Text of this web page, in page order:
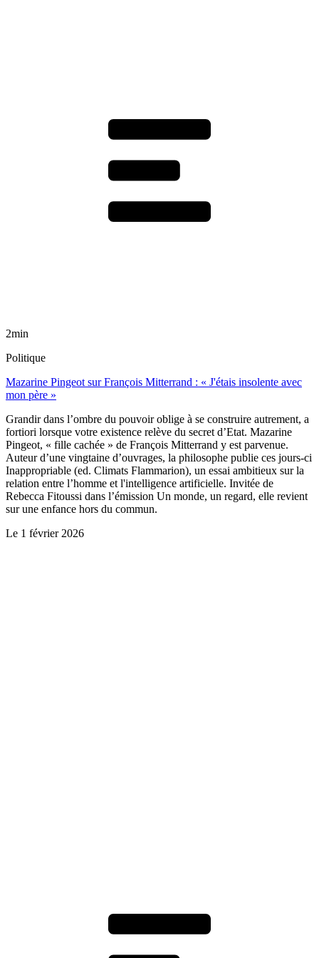
2min
Politique
Mazarine Pingeot sur François Mitterrand : « J'étais insolente avec
mon père »
Grandir dans l’ombre du pouvoir oblige à se construire autrement, a
fortiori lorsque votre existence relève du secret d’Etat. Mazarine
Pingeot, « fille cachée » de François Mitterrand y est parvenue.
Auteur d’une vingtaine d’ouvrages, la philosophe publie ces jours-ci
Inappropriable (ed. Climats Flammarion), un essai ambitieux sur la
relation entre l’homme et l'intelligence artificielle. Invitée de
Rebecca Fitoussi dans l’émission Un monde, un regard, elle revient
sur une enfance hors du commun.
Le 1 février 2026